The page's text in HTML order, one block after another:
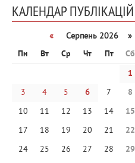
КАЛЕНДАР ПУБЛІКАЦІЙ
«
Серпень 2026 »
Пн
Вт Ср Чт Пт Сб
1
3
4 5 6 7 8
10
11 12 13 14 15
17
18 19 20 21 22
24
25 26 27 28 29